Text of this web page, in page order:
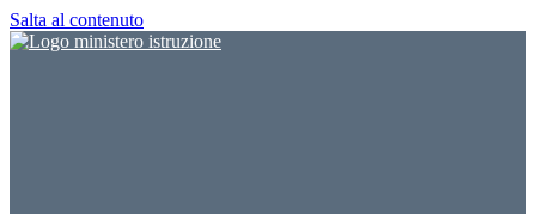
Salta al contenuto